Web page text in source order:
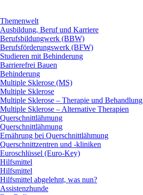
Themenwelt
Ausbildung, Beruf und Karriere
Berufsbildungwerk (BBW)
Berufsförderungswerk (BFW)
Studieren mit Behinderung
Barrierefrei Bauen
Behinderung
Multiple Sklerose (MS)
Multiple Sklerose
Multiple Sklerose – Therapie und Behandlung
Multiple Sklerose – Alternative Therapien
Querschnittlähmung
Querschnittlähmung
Ernährung bei Querschnittlähmung
Querschnittzentren und -kliniken
Euroschlüssel (Euro-Key)
Hilfsmittel
Hilfsmittel
Hilfsmittel abgelehnt, was nun?
Assistenzhunde